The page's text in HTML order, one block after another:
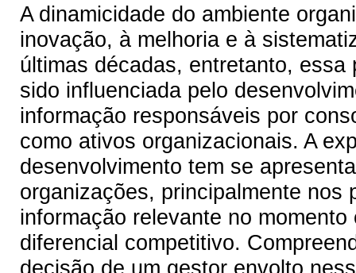
A dinamicidade do ambiente
inovação, à melhoria e à
últimas décadas, entretanto,
sido influenciada pelo
informação responsáveis por
como ativos organizacionais. A
desenvolvimento tem se
organizações, principalmente
informação relevante no
diferencial competitivo.
decisão de um gestor envolto